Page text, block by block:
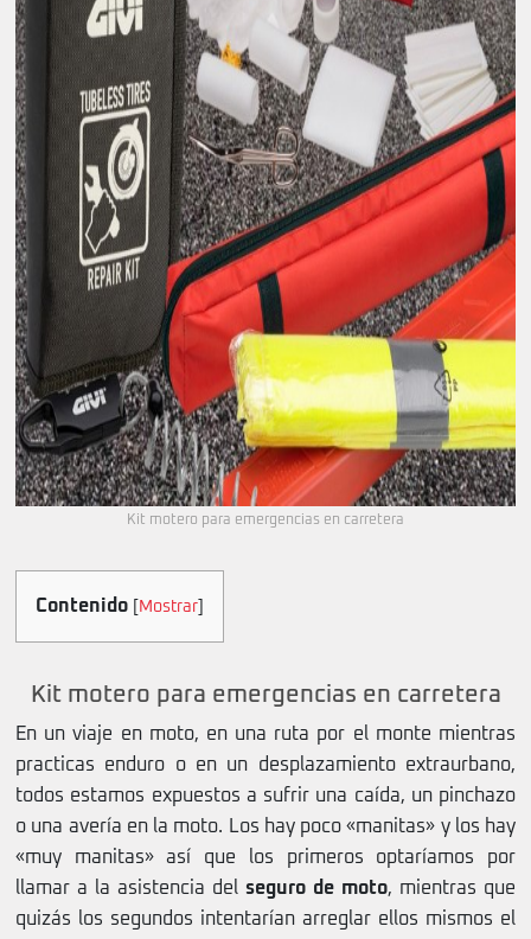
Kit motero para emergencias en carretera
Contenido Mostrar
Kit motero para emergencias en carretera
En un viaje en moto, en una ruta por el monte mientras
practicas enduro o en un desplazamiento extraurbano,
todos estamos expuestos a sufrir una caída, un pinchazo
o una avería en la moto. Los hay poco «manitas» y los hay
«muy manitas» así que los primeros optaríamos por
llamar a la asistencia del seguro de moto, mientras que
quizás los segundos intentarían arreglar ellos mismos el